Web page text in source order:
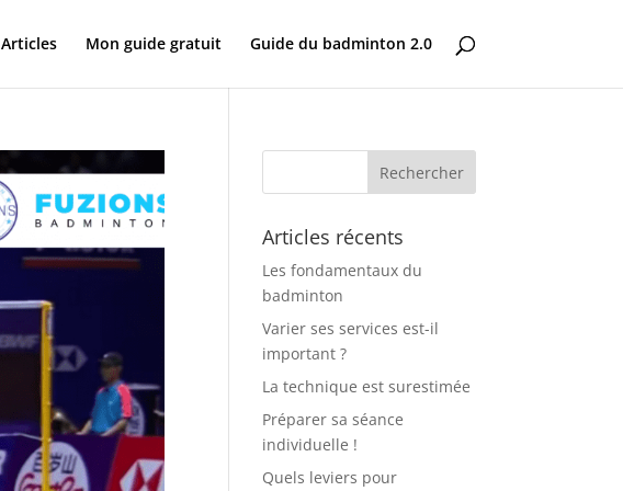
Articles Mon guide gratuit Guide du badminton 2.0
Articles récents
Les fondamentaux du
badminton
Varier ses services est-il
important ?
La technique est surestimée
Préparer sa séance
individuelle !
Quels leviers pour